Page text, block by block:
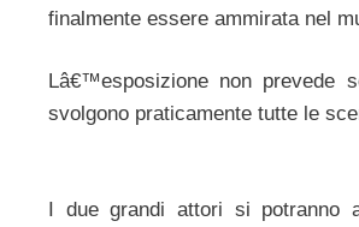
finalmente essere ammirata nel
Lâ€™esposizione non prevede
svolgono praticamente tutte le
I due grandi attori si potranno